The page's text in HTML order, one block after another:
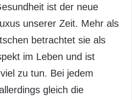
ist der neue
unserer Zeit. Mehr als
betrachtet sie als
im Leben und ist
zu tun. Bei jedem
gleich die